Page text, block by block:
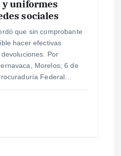
uniformes
sociales
que sin comprobante
hacer efectivas
Por
Morelos; 6 de
Federal…